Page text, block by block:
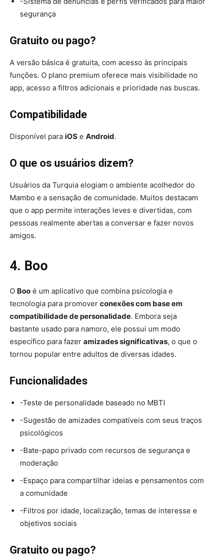
segurança
Gratuito ou pago?
A versão básica é gratuita, com acesso às principais
funções. O plano premium oferece mais visibilidade no
app, acesso a filtros adicionais e prioridade nas buscas.
Compatibilidade
Disponível para iOS e Android.
O que os usuários dizem?
Usuários da Turquia elogiam o ambiente acolhedor do
Mambo e a sensação de comunidade. Muitos destacam
que o app permite interações leves e divertidas, com
pessoas realmente abertas a conversar e fazer novos
amigos.
4. Boo
O Boo é um aplicativo que combina psicologia e
tecnologia para promover conexões com base em
compatibilidade de personalidade. Embora seja
bastante usado para namoro, ele possui um modo
específico para fazer amizades significativas, o que o
tornou popular entre adultos de diversas idades.
Funcionalidades
-Teste de personalidade baseado no MBTI
-Sugestão de amizades compatíveis com seus traços
psicológicos
-Bate-papo privado com recursos de segurança e
moderação
-Espaço para compartilhar ideias e pensamentos com
a comunidade
-Filtros por idade, localização, temas de interesse e
objetivos sociais
Gratuito ou pago?